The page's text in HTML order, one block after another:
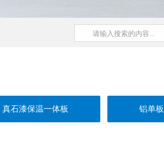
真石漆保温一体板 铝单